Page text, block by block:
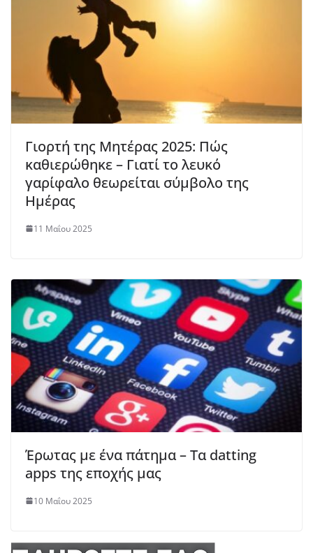
Γιορτή της Μητέρας 2025: Πώς
καθιερώθηκε – Γιατί το λευκό
γαρίφαλο θεωρείται σύμβολο της
Ημέρας
11 Μαΐου 2025
Έρωτας με ένα πάτημα – Τα datting
apps της εποχής μας
10 Μαΐου 2025